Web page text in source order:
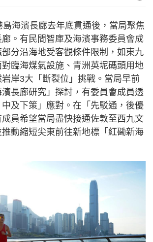
島海濱長廊去年底貫通後，當局聚焦
。有民間智庫及海濱事務委員會成
分沿海地受客觀條件限制，如東九
臨海煤氣設施、青洲英坭碼頭用地
岸3大「斷裂位」挑戰。當局早前
長廊研究」探討，有委員會成員透
及下策」應對。在「先駁通，後優
員希望當局盡快接通佐敦至西九文
動縮短尖東前往新地標「紅磡新海